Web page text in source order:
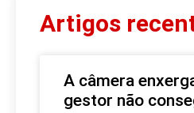
Artigos
A câmera
gestor não